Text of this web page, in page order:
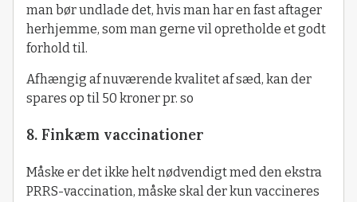
man bør undlade det, hvis man har en fast aftager
herhjemme, som man gerne vil opretholde et godt
forhold til.
Afhængig af nuværende kvalitet af sæd, kan der
spares op til 50 kroner pr. so
8. Finkæm vaccinationer
Måske er det ikke helt nødvendigt med den ekstra
PRRS-vaccination, måske skal der kun vaccineres